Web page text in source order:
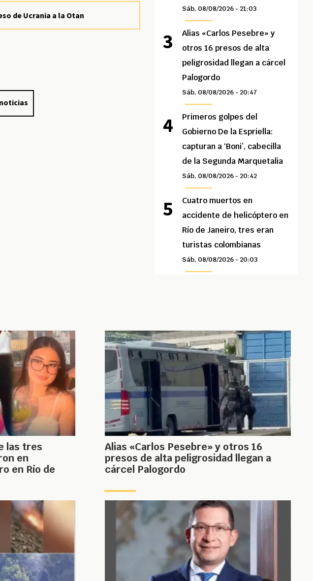
de Ucrania a la Otan
Sáb, 08/08/2026 - 21:03
Alias «Carlos Pesebre» y
otros 16 presos de alta
peligrosidad llegan a cárcel
Palogordo
Sáb, 08/08/2026 - 20:47
Primeros golpes del
Gobierno De la Espriella:
capturan a ‘Boni’, cabecilla
de la Segunda Marquetalia
Sáb, 08/08/2026 - 20:42
Cuatro muertos en
accidente de helicóptero en
Río de Janeiro, tres eran
turistas colombianas
Sáb, 08/08/2026 - 20:03
las tres
en
en Río de
Alias «Carlos Pesebre» y otros 16
presos de alta peligrosidad llegan a
cárcel Palogordo